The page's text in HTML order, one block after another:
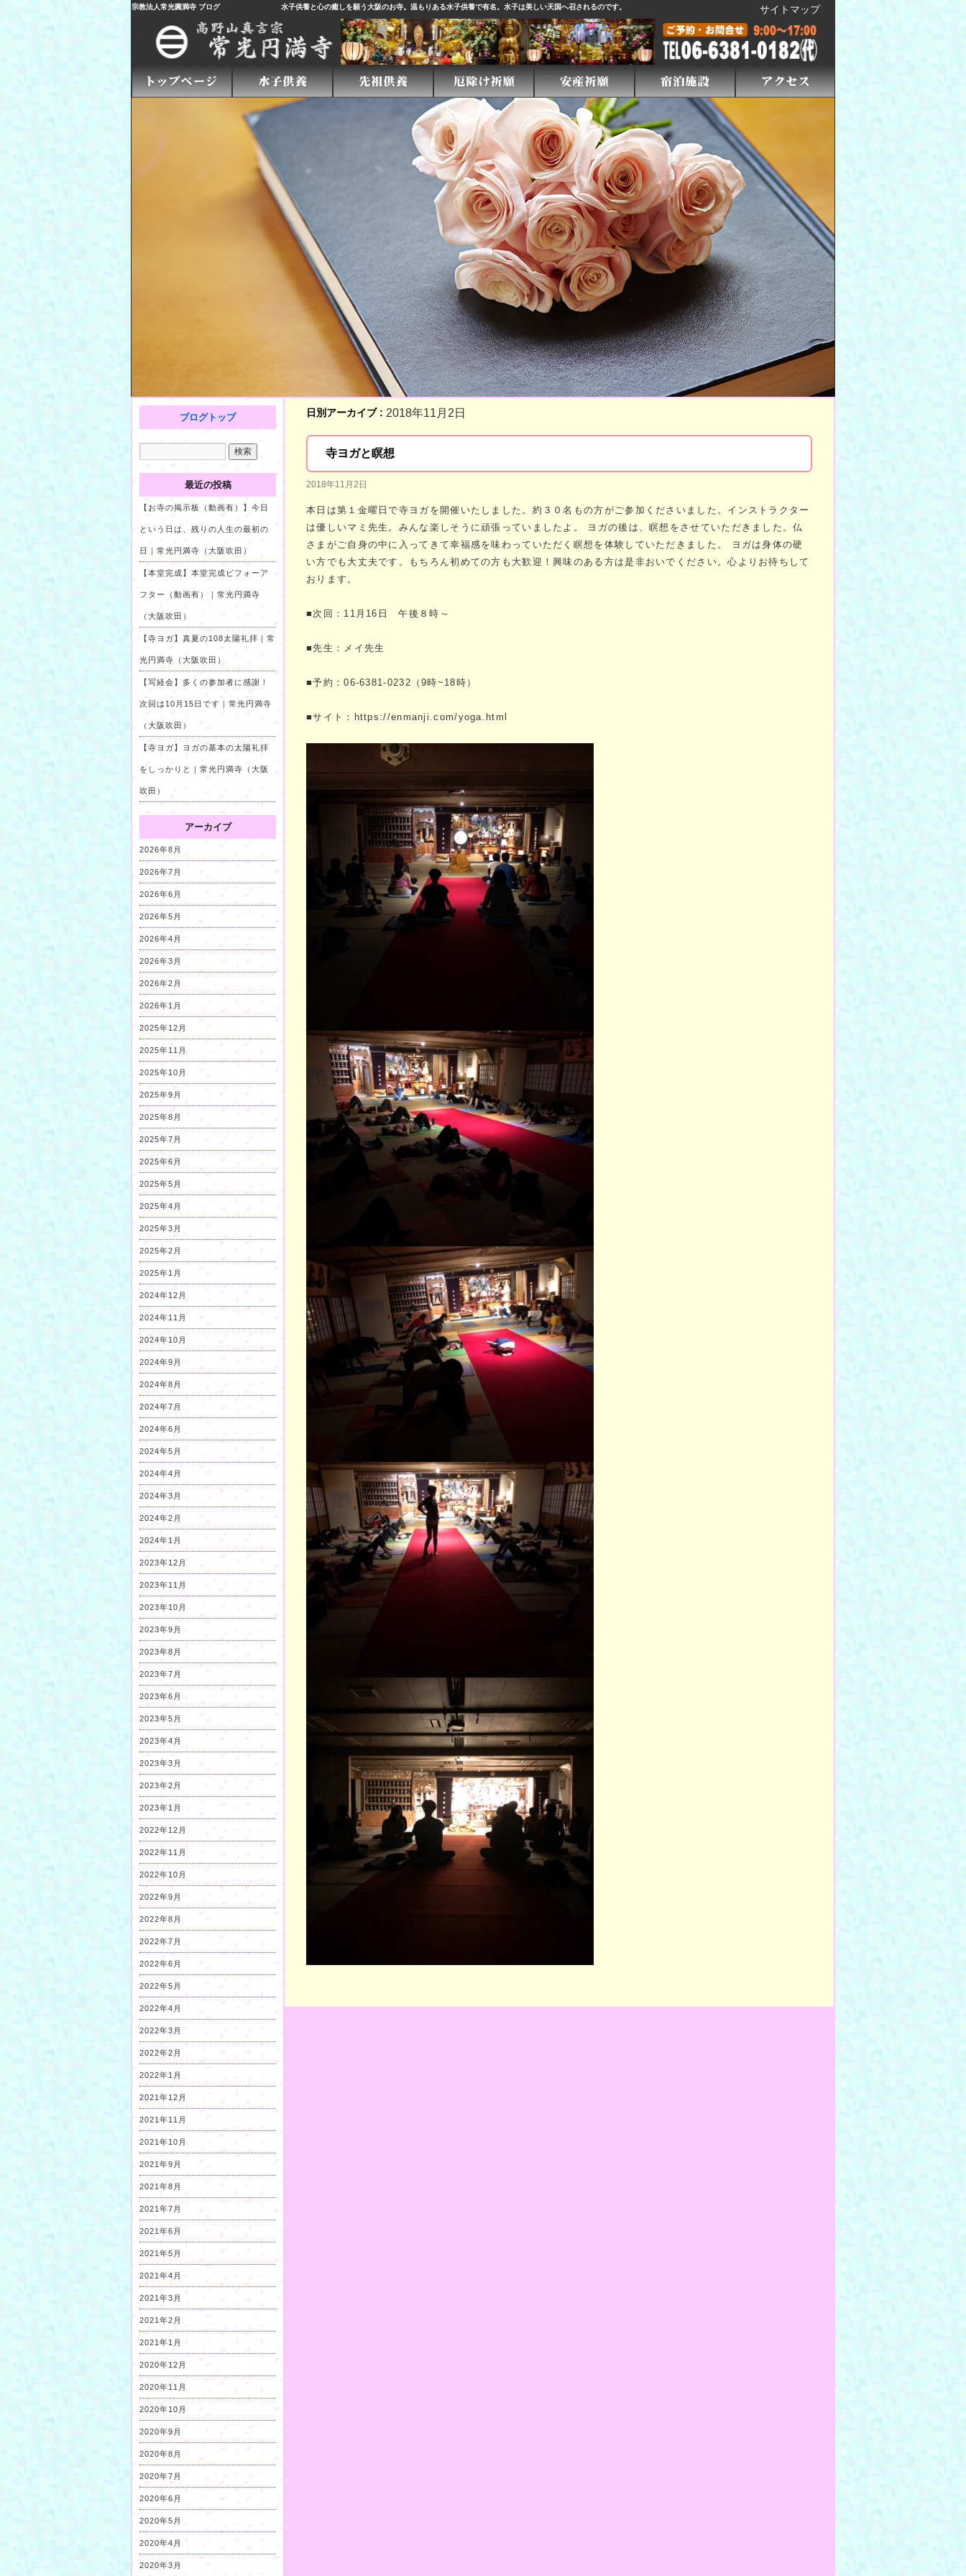
宗教法人常光圓満寺 ブログ 水子供養と心の癒しを願う大阪のお寺。温もりある水子供養で有名。水子は美しい天国へ召されるのです。 サイトマップ
日別アーカイブ : 2018年11月2日
寺ヨガと瞑想
2018年11月2日
本日は第１金曜日で寺ヨガを開催いたしました。約３０名もの方がご参加くださいました。インストラクター
は優しいマミ先生。みんな楽しそうに頑張っていましたよ。 ヨガの後は、瞑想をさせていただきました。仏
さまがご自身の中に入ってきて幸福感を味わっていただく瞑想を体験していただきました。 ヨガは身体の硬
い方でも大丈夫です。もちろん初めての方も大歓迎！興味のある方は是非おいでください。心よりお待ちして
おります。
■次回：11月16日 午後８時～
■先生：メイ先生
■予約：06-6381-0232（9時~18時）
■サイト：https://enmanji.com/yoga.html
ブログトップ
最近の投稿
【お寺の掲示板（動画有）】今日
という日は、残りの人生の最初の
日｜常光円満寺（大阪吹田）
【本堂完成】本堂完成ビフォーア
フター（動画有）｜常光円満寺
（大阪吹田）
【寺ヨガ】真夏の108太陽礼拝｜常
光円満寺（大阪吹田）
【写経会】多くの参加者に感謝！
次回は10月15日です｜常光円満寺
（大阪吹田）
【寺ヨガ】ヨガの基本の太陽礼拝
をしっかりと｜常光円満寺（大阪
吹田）
アーカイブ
2026年8月
2026年7月
2026年6月
2026年5月
2026年4月
2026年3月
2026年2月
2026年1月
2025年12月
2025年11月
2025年10月
2025年9月
2025年8月
2025年7月
2025年6月
2025年5月
2025年4月
2025年3月
2025年2月
2025年1月
2024年12月
2024年11月
2024年10月
2024年9月
2024年8月
2024年7月
2024年6月
2024年5月
2024年4月
2024年3月
2024年2月
2024年1月
2023年12月
2023年11月
2023年10月
2023年9月
2023年8月
2023年7月
2023年6月
2023年5月
2023年4月
2023年3月
2023年2月
2023年1月
2022年12月
2022年11月
2022年10月
2022年9月
2022年8月
2022年7月
2022年6月
2022年5月
2022年4月
2022年3月
2022年2月
2022年1月
2021年12月
2021年11月
2021年10月
2021年9月
2021年8月
2021年7月
2021年6月
2021年5月
2021年4月
2021年3月
2021年2月
2021年1月
2020年12月
2020年11月
2020年10月
2020年9月
2020年8月
2020年7月
2020年6月
2020年5月
2020年4月
2020年3月